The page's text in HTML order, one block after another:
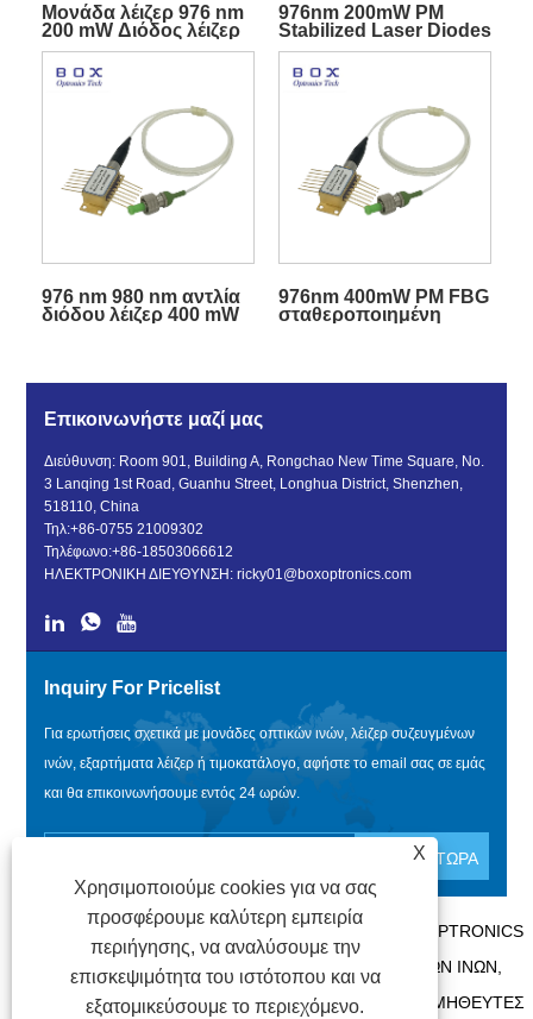
Μονάδα λέιζερ 976 nm
200 mW Διόδος λέιζερ
αντλίας μονής
λειτουργίας
976nm 200mW PM
Stabilized Laser Diodes
Pigtailed Butterfly
Package
976 nm 980 nm αντλία
διόδου λέιζερ 400 mW
976nm 400mW PM FBG
σταθεροποιημένη
Επικοινωνήστε μαζί μας
Διεύθυνση: Room 901, Building A, Rongchao New Time Square, No.
3 Lanqing 1st Road, Guanhu Street, Longhua District, Shenzhen,
518110, China
Τηλ:+86-0755 21009302
Τηλέφωνο:+86-18503066612
ΗΛΕΚΤΡΟΝΙΚΗ ΔΙΕΥΘΥΝΣΗ:ricky01@boxoptronics.com
Inquiry For Pricelist
Για ερωτήσεις σχετικά με μονάδες οπτικών ινών, λέιζερ συζευγμένων
ινών, εξαρτήματα λέιζερ ή τιμοκατάλογο, αφήστε το email σας σε εμάς
και θα επικοινωνήσουμε εντός 24 ωρών.
ΠΝΕΥΜΑΤΙΚΆ ΔΙΚΑΙΏΜΑΤΑ @ 2020 SHENZHEN BOX OPTRONICS
TECHNOLOGY CO., LTD. - ΚΊΝΑ ΜΟΝΆΔΕΣ ΟΠΤΙΚΏΝ ΙΝΏΝ,
ΚΑΤΑΣΚΕΥΑΣΤΈΣ ΛΈΙΖΕΡ ΣΥΖΕΥΓΜΈΝΩΝ ΙΝΏΝ, ΠΡΟΜΗΘΕΥΤΈΣ
X
Χρησιμοποιούμε cookies για να σας
προσφέρουμε καλύτερη εμπειρία
περιήγησης, να αναλύσουμε την
επισκεψιμότητα του ιστότοπου και να
εξατομικεύσουμε το περιεχόμενο.